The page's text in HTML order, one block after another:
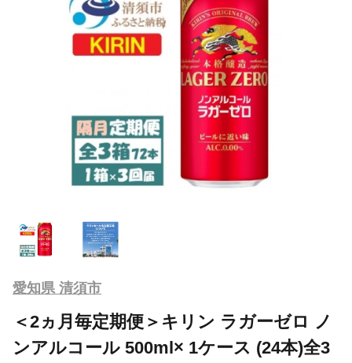
愛知県 清須市
＜2ヵ月毎定期便＞キリン ラガーゼロ ノ
ンアルコール 500ml× 1ケース (24本)全3